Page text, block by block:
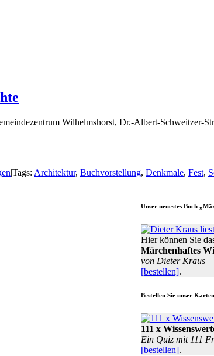
Wilhelmshorst, Dr.-Albert-Schweitzer-
|Tags: Architektur, Buchvorstellung, Denkmale, Fest,
Unser neuestes Buch
Hier können Sie
Märchenhaftes
von Dieter Kraus
[bestellen].
Bestellen Sie unser
111 x
Ein Quiz mit 111
[bestellen].